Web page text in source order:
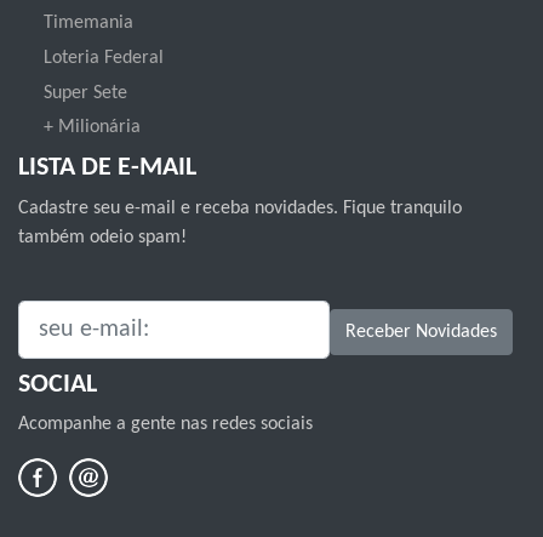
Timemania
Loteria Federal
Super Sete
+ Milionária
LISTA DE E-MAIL
Cadastre seu e-mail e receba novidades. Fique tranquilo
também odeio spam!
SEU E-MAIL: Receber Novidades
SOCIAL
Acompanhe a gente nas redes sociais